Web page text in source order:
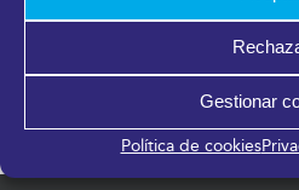
Gestionar
Política de cookies
Gran Gala de Reyes Webinar